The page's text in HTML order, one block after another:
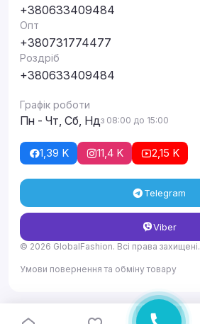
+380633409484
Опт
+380731774477
Роздріб
+380633409484
Графік роботи
Пн - Чт, Сб, Ндз 08:00 до 15:00
1,39 K 11,4 K 2,15 K
Telegram
Viber
© 2026 GlobalFashion. Всі права захищені.
Умови повернення та обміну товару